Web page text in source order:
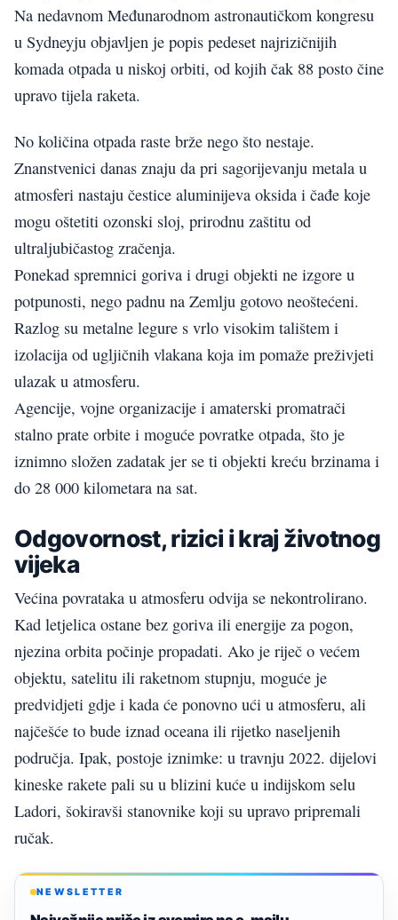
Na nedavnom Međunarodnom astronautičkom kongresu
u Sydneyju objavljen je popis pedeset najrizičnijih
komada otpada u niskoj orbiti, od kojih čak 88 posto čine
upravo tijela raketa.
No količina otpada raste brže nego što nestaje.
Znanstvenici danas znaju da pri sagorijevanju metala u
atmosferi nastaju čestice aluminijeva oksida i čađe koje
mogu oštetiti ozonski sloj, prirodnu zaštitu od
ultraljubičastog zračenja.
Ponekad spremnici goriva i drugi objekti ne izgore u
potpunosti, nego padnu na Zemlju gotovo neoštećeni.
Razlog su metalne legure s vrlo visokim talištem i
izolacija od ugljičnih vlakana koja im pomaže preživjeti
ulazak u atmosferu.
Agencije, vojne organizacije i amaterski promatrači
stalno prate orbite i moguće povratke otpada, što je
iznimno složen zadatak jer se ti objekti kreću brzinama i
do 28 000 kilometara na sat.
Odgovornost, rizici i kraj životnog
vijeka
Većina povrataka u atmosferu odvija se nekontrolirano.
Kad letjelica ostane bez goriva ili energije za pogon,
njezina orbita počinje propadati. Ako je riječ o većem
objektu, satelitu ili raketnom stupnju, moguće je
predvidjeti gdje i kada će ponovno ući u atmosferu, ali
najčešće to bude iznad oceana ili rijetko naseljenih
područja. Ipak, postoje iznimke: u travnju 2022. dijelovi
kineske rakete pali su u blizini kuće u indijskom selu
Ladori, šokiravši stanovnike koji su upravo pripremali
ručak.
NEWSLETTER